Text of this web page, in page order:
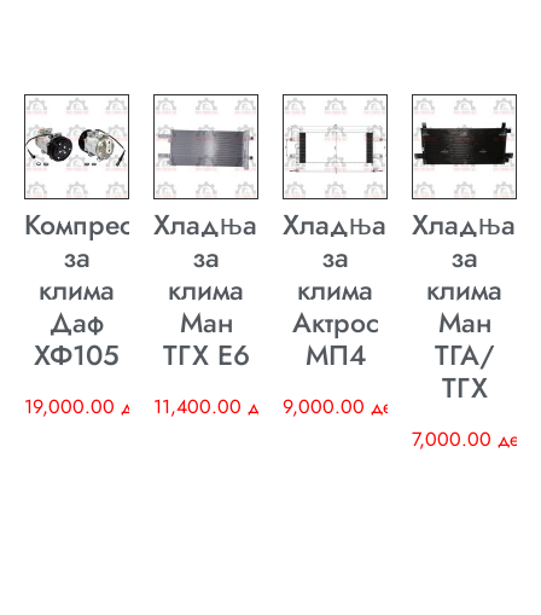
Компресор
за
клима
Даф
ХФ105
19,000.00 ден
Хладњак
за
клима
Ман
ТГХ E6
11,400.00 ден
Хладњак
за
клима
Актрос
МП4
9,000.00 ден
Хладњак
за
клима
Ман
ТГА/
ТГХ
7,000.00 ден